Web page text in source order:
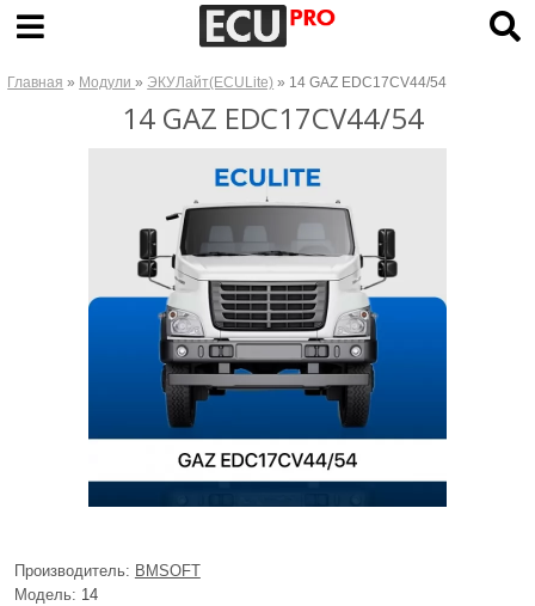
Главная » Модули» ЭКУЛайт(ECULite) » 14 GAZ EDC17CV44/54
14 GAZ EDC17CV44/54
Производитель: BMSOFT
Модель: 14